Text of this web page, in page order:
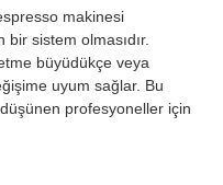
makinesi
sistem olmasıdır.
büyüdükçe veya
uyum sağlar. Bu
profesyoneller için